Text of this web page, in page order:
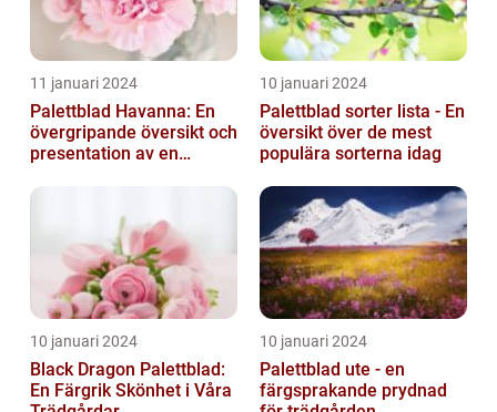
11 januari 2024
Palettblad Havanna: En
övergripande översikt och
presentation av en
10 januari 2024
Palettblad sorter lista - En
översikt över de mest
populära sorterna idag
10 januari 2024
Black Dragon Palettblad:
En Färgrik Skönhet i Våra
10 januari 2024
Palettblad ute - en
färgsprakande prydnad